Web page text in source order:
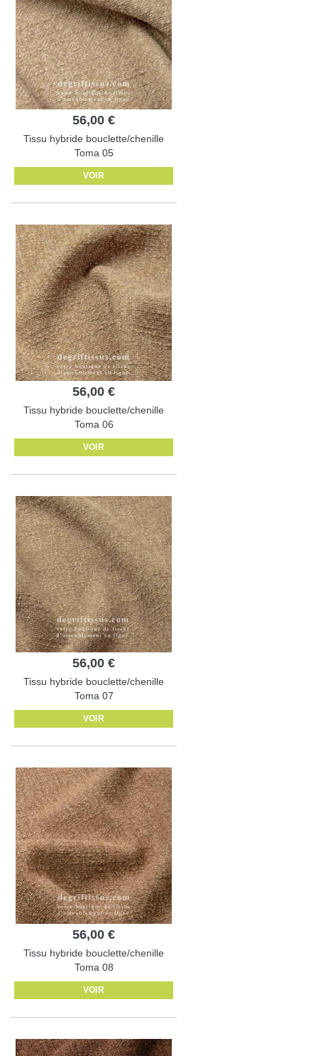
56,00 €
Tissu hybride bouclette/chenille
Toma 05
VOIR
56,00 €
Tissu hybride bouclette/chenille
Toma 06
VOIR
56,00 €
Tissu hybride bouclette/chenille
Toma 07
VOIR
56,00 €
Tissu hybride bouclette/chenille
Toma 08
VOIR